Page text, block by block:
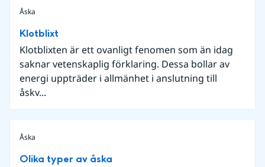
Åska
Klotblixt
Klotblixten är ett ovanligt fenomen som än idag
saknar vetenskaplig förklaring. Dessa bollar av
energi uppträder i allmänhet i anslutning till
åskv...
Åska
Olika typer av åska